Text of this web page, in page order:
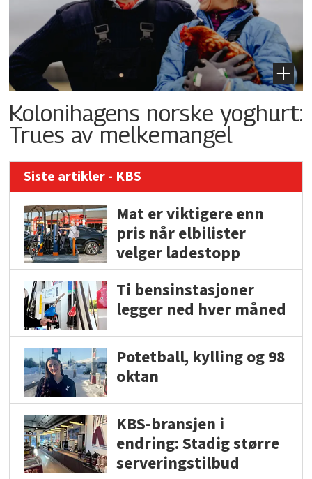
Kolonihagens norske yoghurt:
Trues av melkemangel
Siste artikler - KBS
Mat er viktigere enn
pris når elbilister
velger ladestopp
Ti bensinstasjoner
legger ned hver måned
Potetball, kylling og 98
oktan
KBS-bransjen i
endring: Stadig større
serveringstilbud